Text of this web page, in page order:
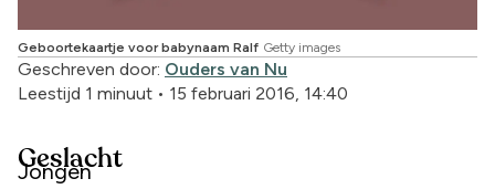
Geboortekaartje voor babynaam Ralf Getty images
Geschreven door: Ouders van Nu
Leestijd 1 minuut • 15 februari 2016, 14:40
Geslacht
Jongen